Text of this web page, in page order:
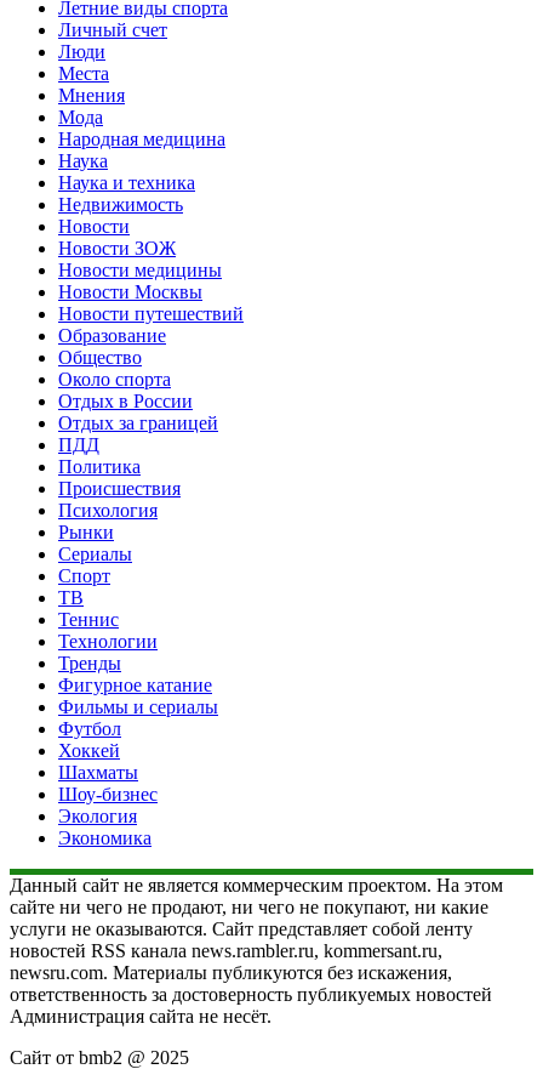
Летние виды спорта
Личный счет
Люди
Места
Мнения
Мода
Народная медицина
Наука
Наука и техника
Недвижимость
Новости
Новости ЗОЖ
Новости медицины
Новости Москвы
Новости путешествий
Образование
Общество
Около спорта
Отдых в России
Отдых за границей
ПДД
Политика
Происшествия
Психология
Рынки
Сериалы
Спорт
ТВ
Теннис
Технологии
Тренды
Фигурное катание
Фильмы и сериалы
Футбол
Хоккей
Шахматы
Шоу-бизнес
Экология
Экономика
Данный сайт не является коммерческим проектом. На этом
сайте ни чего не продают, ни чего не покупают, ни какие
услуги не оказываются. Сайт представляет собой ленту
новостей RSS канала news.rambler.ru, kommersant.ru,
newsru.com. Материалы публикуются без искажения,
ответственность за достоверность публикуемых новостей
Администрация сайта не несёт.
Сайт от bmb2 @ 2025